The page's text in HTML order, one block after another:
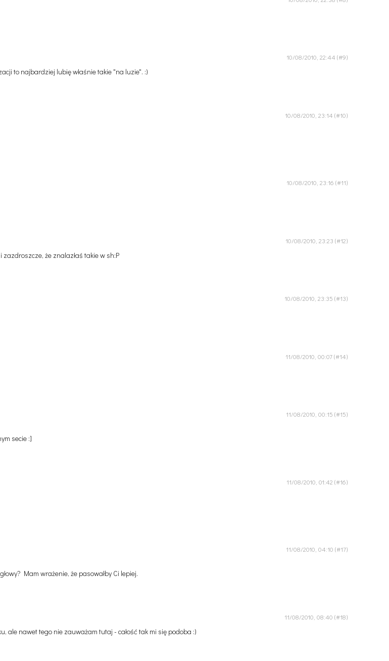
10/08/2010, 22:44
to najbardziej lubię właśnie takie "na luzie". :)
10/08/2010, 23:14
10/08/2010, 23:16
10/08/2010, 23:23
że znalazłaś takie w sh:P
10/08/2010, 23:35
11/08/2010, 00:07
11/08/2010, 00:15
secie :]
11/08/2010, 01:42
11/08/2010, 04:10
Mam wrażenie, że pasowałby Ci lepiej.
11/08/2010, 08:40
ale nawet tego nie zauważam tutaj - całość tak mi się podoba :)